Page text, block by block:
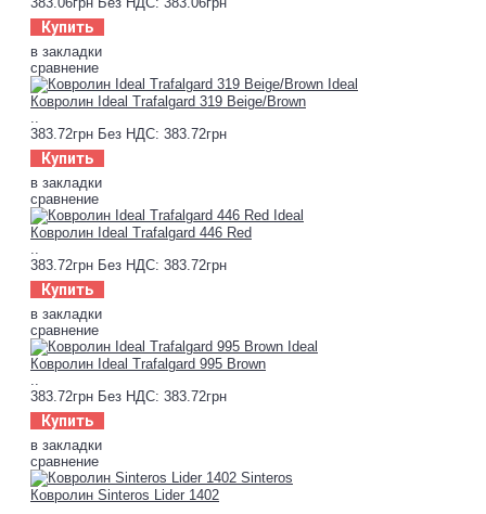
Купить
в закладки
сравнение
Ковролин Ideal Trafalgard 319 Beige/Brown
383.72грн Без НДС: 383.72грн
Купить
в закладки
сравнение
Ковролин Ideal Trafalgard 446 Red
383.72грн Без НДС: 383.72грн
Купить
в закладки
сравнение
Ковролин Ideal Trafalgard 995 Brown
383.72грн Без НДС: 383.72грн
Купить
в закладки
сравнение
Ковролин Sinteros Lider 1402